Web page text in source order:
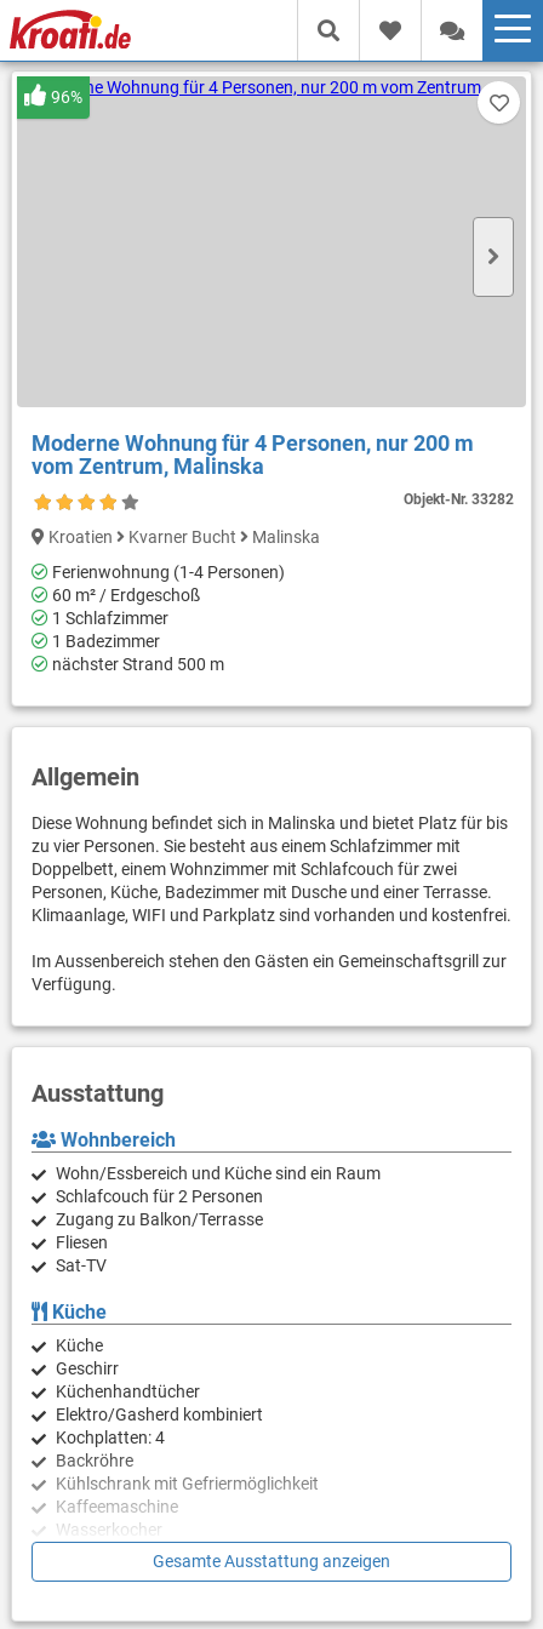
Moderne Wohnung für 4 Personen, nur 200 m
vom Zentrum, Malinska
Objekt-Nr.33282
96%
Kroatien Kvarner Bucht
Malinska
Ferienwohnung (1-4 Personen)
60 m² / Erdgeschoß
1 Schlafzimmer
1 Badezimmer
nächster Strand 500 m
Allgemein
Diese Wohnung befindet sich in Malinska und bietet Platz für bis
zu vier Personen. Sie besteht aus einem Schlafzimmer mit
Doppelbett, einem Wohnzimmer mit Schlafcouch für zwei
Personen, Küche, Badezimmer mit Dusche und einer Terrasse.
Klimaanlage, WIFI und Parkplatz sind vorhanden und kostenfrei.
Im Aussenbereich stehen den Gästen ein Gemeinschaftsgrill zur
Verfügung.
Ausstattung
Wohnbereich
Wohn/Essbereich und Küche sind ein Raum
Schlafcouch für 2 Personen
Zugang zu Balkon/Terrasse
Fliesen
Sat-TV
Küche
Küche
Geschirr
Küchenhandtücher
Elektro/Gasherd kombiniert
Kochplatten: 4
Backröhre
Kühlschrank mit Gefriermöglichkeit
Kaffeemaschine
Wasserkocher
Gesamte Ausstattung anzeigen